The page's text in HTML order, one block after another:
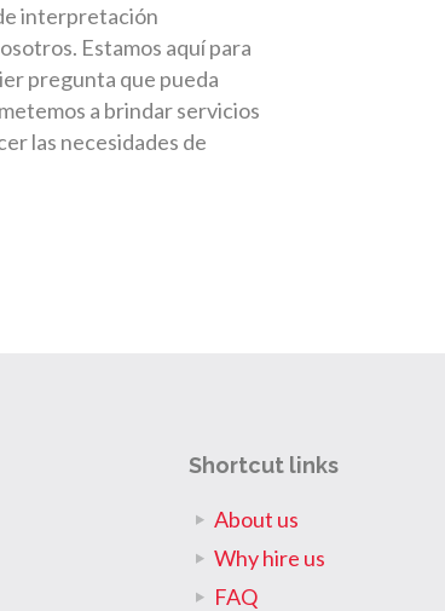
interpretación
Estamos aquí para
pregunta que pueda
a brindar servicios
las necesidades de
Shortcut links
About us
Why hire us
FAQ